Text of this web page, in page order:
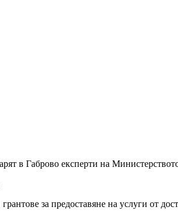
в Габрово експерти на
за предоставяне на услуги от